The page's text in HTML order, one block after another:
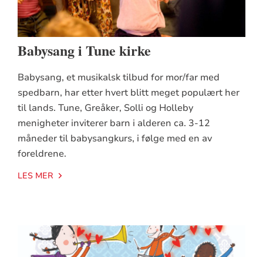
Babysang i Tune kirke
Babysang, et musikalsk tilbud for mor/far med
spedbarn, har etter hvert blitt meget populært her
til lands. Tune, Greåker, Solli og Holleby
menigheter inviterer barn i alderen ca. 3-12
måneder til babysangkurs, i følge med en av
foreldrene.
LES MER